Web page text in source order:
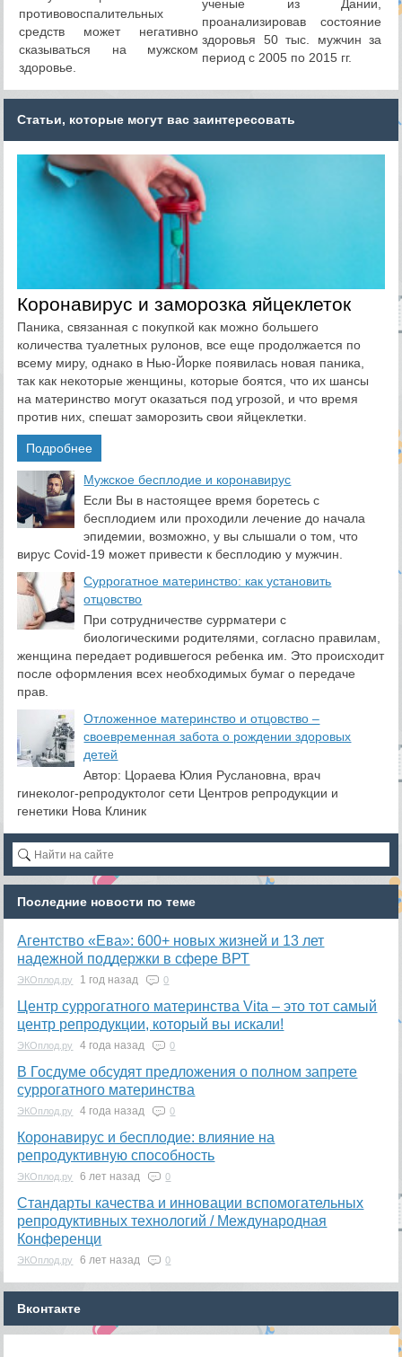
противовоспалительных
средств может негативно
сказываться на мужском
здоровье.
ученые из Дании,
проанализировав состояние
здоровья 50 тыс. мужчин за
период с 2005 по 2015 гг.
Статьи, которые могут вас заинтересовать
Коронавирус и заморозка яйцеклеток
Паника, связанная с покупкой как можно большего
количества туалетных рулонов, все еще продолжается по
всему миру, однако в Нью-Йорке появилась новая паника,
так как некоторые женщины, которые боятся, что их шансы
на материнство могут оказаться под угрозой, и что время
против них, спешат заморозить свои яйцеклетки.
Подробнее
​Мужское бесплодие и коронавирус
Если Вы в настоящее время боретесь с
бесплодием или проходили лечение до начала
эпидемии, возможно, у вы слышали о том, что
вирус Covid-19 может привести к бесплодию у мужчин.
Суррогатное материнство: как установить
отцовство
При сотрудничестве суррматери с
биологическими родителями, согласно правилам,
женщина передает родившегося ребенка им. Это происходит
после оформления всех необходимых бумаг о передаче
прав.
Отложенное материнство и отцовство –
своевременная забота о рождении здоровых
детей
Автор: Цораева Юлия Руслановна, врач
гинеколог-репродуктолог сети Центров репродукции и
генетики Нова Клиник
Последние новости по теме
Агентство «Ева»: 600+ новых жизней и 13 лет
надежной поддержки в сфере ВРТ
ЭКОплод.ру 1 год назад 0
​Центр суррогатного материнства Vita – это тот самый
центр репродукции, который вы искали!
ЭКОплод.ру 4 года назад 0
В Госдуме обсудят предложения о полном запрете
суррогатного материнства
ЭКОплод.ру 4 года назад 0
Коронавирус и бесплодие: влияние на
репродуктивную способность
ЭКОплод.ру 6 лет назад 0
​Стандарты качества и инновации вспомогательных
репродуктивных технологий / Международная
Конференци
ЭКОплод.ру 6 лет назад 0
Вконтакте